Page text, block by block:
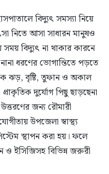
বিদ্যুৎ সমস্যা নিয়ে
নিতে আসা সাধারন মানুষও
সময় বিদ্যুৎ না থাকার কারনে
ধরণের ভোগান্তিতে পড়তে
ঝড়, বৃষ্টি, তুফান ও অকাল
দুর্যোগ পিছু ছাড়ছেনা
জন্য রৌমারী
উপজেলা স্বাস্থ্য
স্থাপন করা হয়। ফলে
ও ইসিজিসহ বিভিন্ন জরুরী